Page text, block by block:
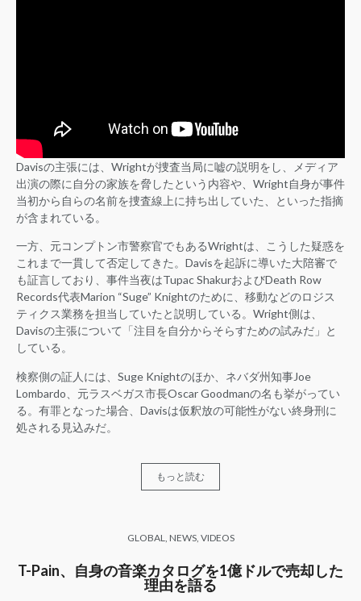
Davisの主張には、Wrightが捜査当局に嘘の説明をし、メディア
出演の際に自分の家族を脅したという内容や、Wright自身が事件
当初から自らの名前を捜査線上に持ち出していた、といった指摘
が含まれている。
一方、元コンプトン市警察官でもあるWrightは、こうした疑惑を
これまで一貫して否定してきた。Davisを起訴に導いた大陪審で
も証言しており、事件当夜はTupac ShakurおよびDeath Row
Records代表Marion “Suge” Knightのために、移動などのロジス
ティクス業務を担当していたと説明している。Wright側は、
Davisの主張について「注目を自分からそらすための試みだ」と
している。
検察側の証人には、Suge Knightのほか、ネバダ州知事Joe
Lombardo、元ラスベガス市長Oscar Goodmanの名も挙がってい
る。有罪となった場合、Davisは仮釈放の可能性がない終身刑に
処される見込みだ。
もっと読む
GLOBAL NEWS, VIDEOS
T-Pain、自身の音楽カタログを1億ドルで売却した
理由を語る